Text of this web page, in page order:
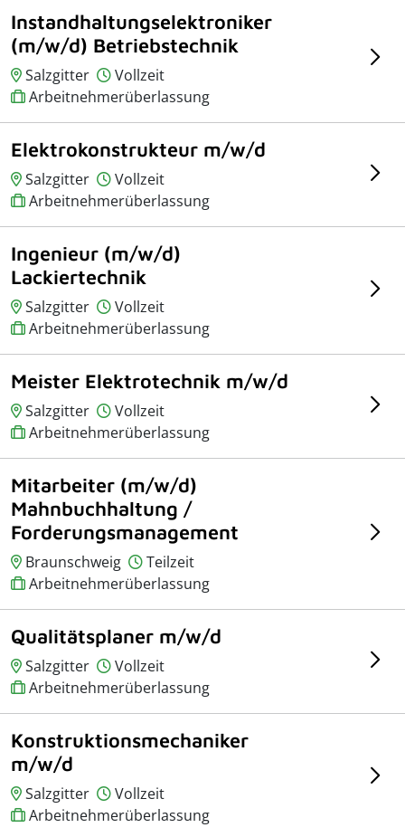
Instandhaltungselektroniker
(m/w/d) Betriebstechnik
Salzgitter
Vollzeit
Arbeitnehmerüberlassung
Elektrokonstrukteur m/w/d
Salzgitter
Vollzeit
Arbeitnehmerüberlassung
Ingenieur (m/w/d)
Lackiertechnik
Salzgitter
Vollzeit
Arbeitnehmerüberlassung
Meister Elektrotechnik m/w/d
Salzgitter
Vollzeit
Arbeitnehmerüberlassung
Mitarbeiter (m/w/d)
Mahnbuchhaltung /
Forderungsmanagement
Braunschweig
Teilzeit
Arbeitnehmerüberlassung
Qualitätsplaner m/w/d
Salzgitter
Vollzeit
Arbeitnehmerüberlassung
Konstruktionsmechaniker
m/w/d
Salzgitter
Vollzeit
Arbeitnehmerüberlassung